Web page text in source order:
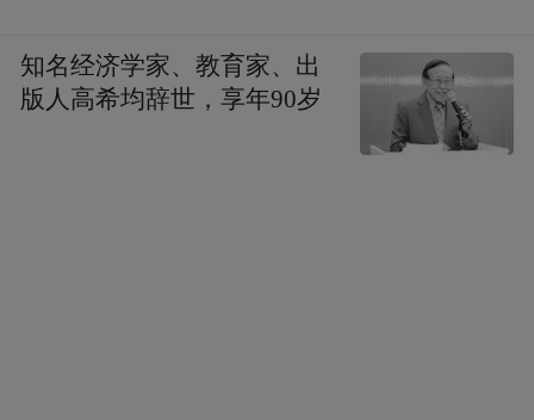
知名经济学家、教育家、出
版人高希均辞世，享年90岁